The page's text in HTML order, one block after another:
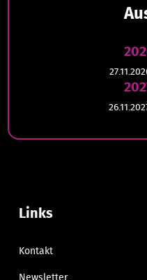
Links
Kontakt
Newsletter